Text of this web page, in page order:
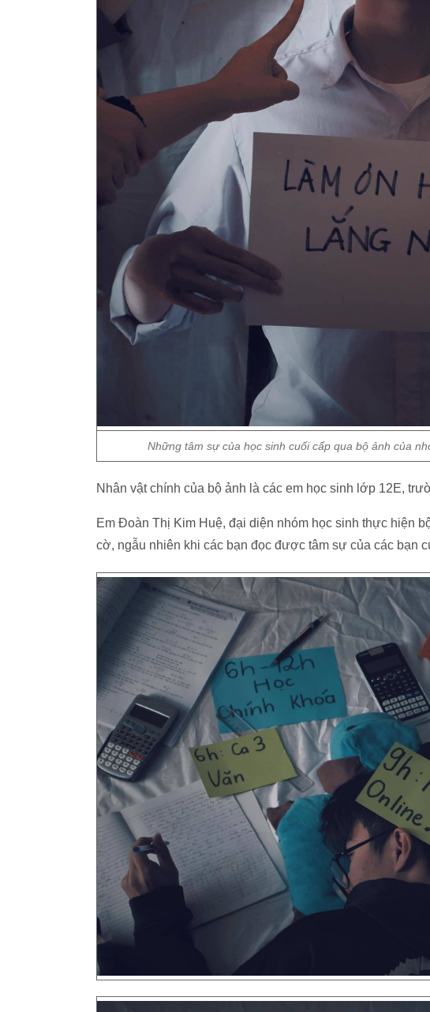
Những tâm sự của học sinh cuối cấp qua bộ ảnh của
Nhân vật chính của bộ ảnh là các em học sinh lớp 12E,
Em Đoàn Thị Kim Huệ, đại diện nhóm học sinh thực hiện
cờ, ngẫu nhiên khi các bạn đọc được tâm sự của các bạn